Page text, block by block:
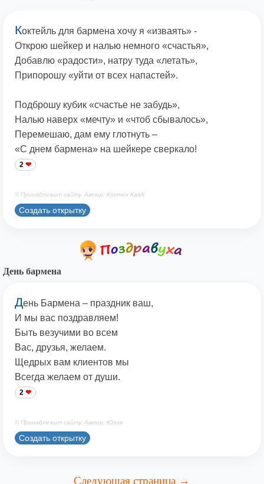
Коктейль для бармена хочу я «изваять» -
Открою шейкер и налью немного «счастья»,
Добавлю «радости», натру туда «летать»,
Припорошу «уйти от всех напастей».
Подброшу кубик «счастье не забудь»,
Налью наверх «мечту» и «чтоб сбывалось»,
Перемешаю, дам ему глотнуть –
«С днем бармена» на шейкере сверкало!
2
© Принадлежит сайту. Автор: Костен КавА
Создать открытку
День бармена
День Бармена – праздник ваш,
И мы вас поздравляем!
Быть везучими во всем
Вас, друзья, желаем.
Щедрых вам клиентов мы
Всегда желаем от души.
2
© Принадлежит сайту. Автор: Юлия
Создать открытку
Следующая страница →